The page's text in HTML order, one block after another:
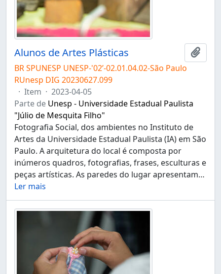
Alunos de Artes Plásticas
BR SPUNESP UNESP-'02’-02.01.04.02-São Paulo
RUnesp DIG 20230627.099
· Item · 2023-04-05
Parte de Unesp - Universidade Estadual Paulista
"Júlio de Mesquita Filho"
Fotografia Social, dos ambientes no Instituto de
Artes da Universidade Estadual Paulista (IA) em São
Paulo. A arquitetura do local é composta por
inúmeros quadros, fotografias, frases, esculturas e
peças artísticas. As paredes do lugar apresentam…
Ler mais